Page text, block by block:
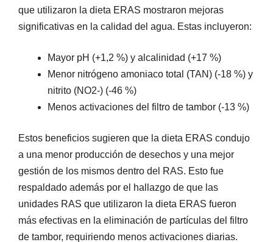
que utilizaron la dieta ERAS mostraron mejoras
significativas en la calidad del agua. Estas incluyeron:
Mayor pH (+1,2 %) y alcalinidad (+17 %)
Menor nitrógeno amoniaco total (TAN) (-18 %) y
nitrito (NO2-) (-46 %)
Menos activaciones del filtro de tambor (-13 %)
Estos beneficios sugieren que la dieta ERAS condujo
a una menor producción de desechos y una mejor
gestión de los mismos dentro del RAS. Esto fue
respaldado además por el hallazgo de que las
unidades RAS que utilizaron la dieta ERAS fueron
más efectivas en la eliminación de partículas del filtro
de tambor, requiriendo menos activaciones diarias.